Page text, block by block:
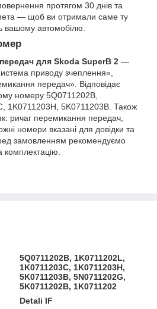
протягом 30 днів та
— щоб ви отримали саме ту
вашому автомобілю.
для Skoda SuperB 2 —
приводу зчеплення»,
передач». Відповідає
номеру 5Q0711202B,
1K0711203H, 5K0711203B. Також
ричаг перемикання передач,
номери вказані для довідки та
замовленням рекомендуємо
комплектацію.
5Q0711202B, 1K0711202L,
1K0711203C, 1K0711203H,
5K0711203B, 5N0711202G,
5K0711202B, 1K0711202
Detali IF